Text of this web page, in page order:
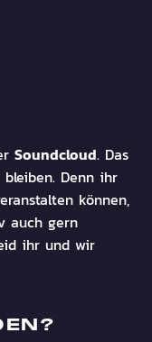
Soundcloud. Das
Denn ihr
können,
auch gern
ihr und wir